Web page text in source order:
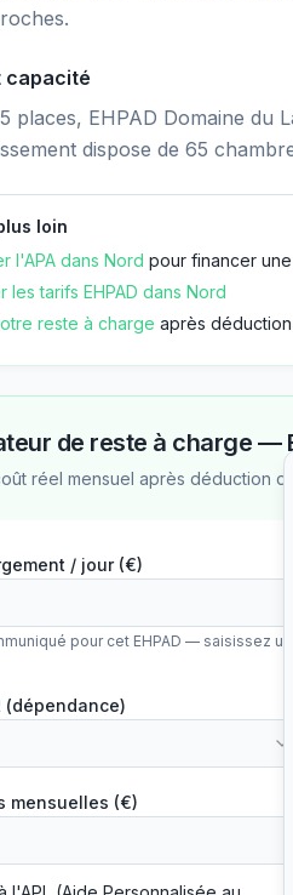
capacité
places, EHPAD Domaine du
dispose de 65
loin
l'APA dans Nord pour financer
les tarifs EHPAD dans Nord
reste à charge après
de reste à charge —
réel mensuel après déduction
/ jour (€)
pour cet EHPAD — saisissez une
(dépendance)
mensuelles (€)